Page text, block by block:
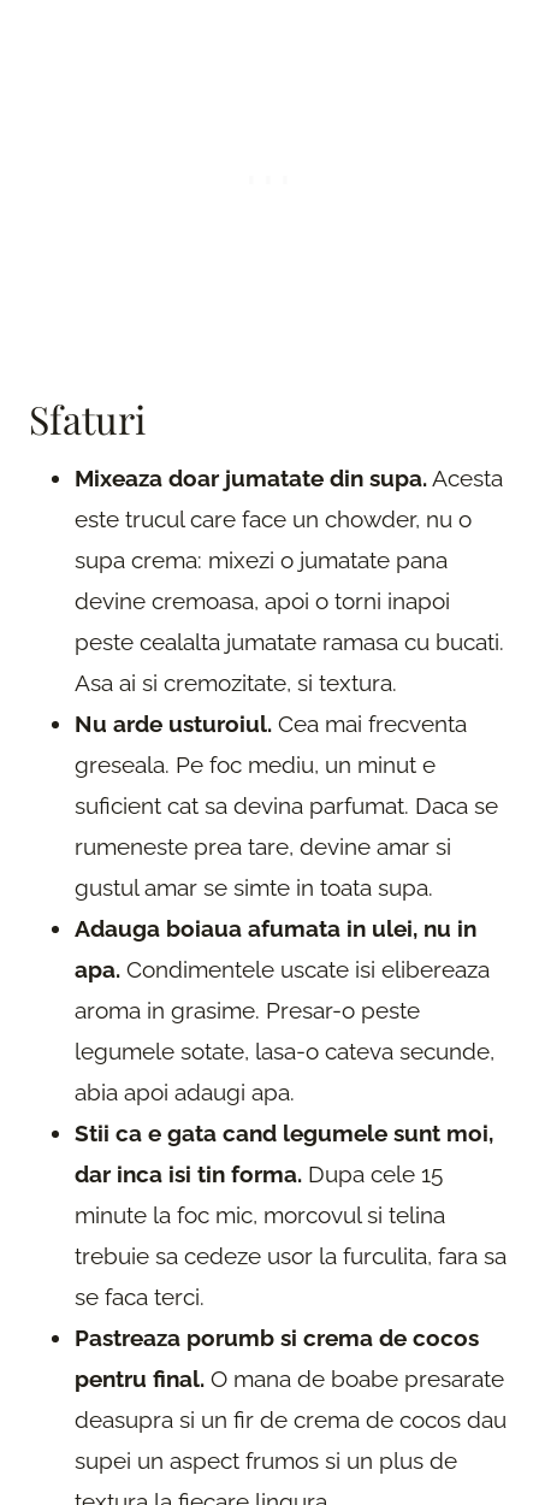
Sfaturi
Mixeaza doar jumatate din supa.Acesta
este trucul care face un chowder, nu o
supa crema: mixezi o jumatate pana
devine cremoasa, apoi o torni inapoi
peste cealalta jumatate ramasa cu bucati.
Asa ai si cremozitate, si textura.
Nu arde usturoiul. Cea mai frecventa
greseala. Pe foc mediu, un minut e
suficient cat sa devina parfumat. Daca se
rumeneste prea tare, devine amar si
gustul amar se simte in toata supa.
Adauga boiaua afumata in ulei, nu in
apa. Condimentele uscate isi elibereaza
aroma in grasime. Presar-o peste
legumele sotate, lasa-o cateva secunde,
abia apoi adaugi apa.
Stii ca e gata cand legumele sunt moi,
dar inca isi tin forma. Dupa cele 15
minute la foc mic, morcovul si telina
trebuie sa cedeze usor la furculita, fara sa
se faca terci.
Pastreaza porumb si crema de cocos
pentru final. O mana de boabe presarate
deasupra si un fir de crema de cocos dau
supei un aspect frumos si un plus de